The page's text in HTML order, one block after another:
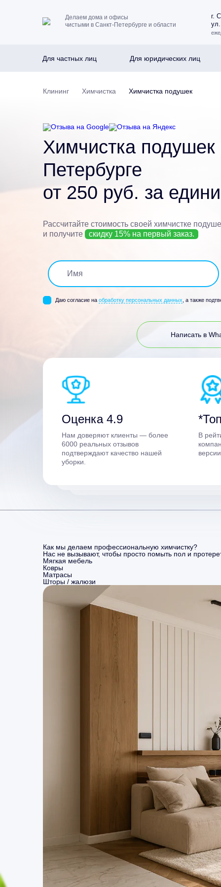
Делаем дома и офисы
чистыми в Санкт-Петербурге и области
г.
Для частных лиц Для юридических лиц
Клининг Химчистка Химчистка подушек
Химчистка подушек
Петербурге
от 250 руб. за
Рассчитайте стоимость своей химчистке
и получите
скидку 15% на первый заказ.
Даю согласие на обработку персональных данных , а также
Написать в
Оценка 4.9
Нам доверяют клиенты — более
6000 реальных отзывов
подтверждают качество нашей
уборки.
В
версии
Как мы делаем профессиональную химчистку?
Нас не вызывают, чтобы просто помыть пол и
Мягкая мебель
Ковры
Матрасы
Шторы / жалюзи